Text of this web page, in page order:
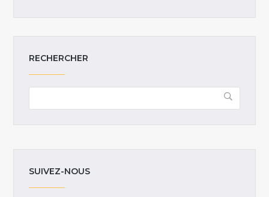
RECHERCHER
SUIVEZ-NOUS